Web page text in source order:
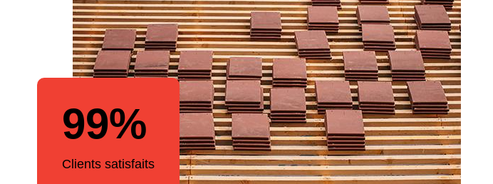
99%
Clients satisfaits